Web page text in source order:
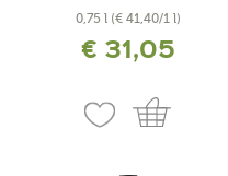
0,75 l (€ 41,40/1 l)
€ 31,05